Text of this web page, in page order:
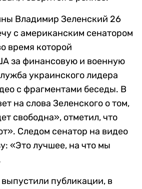
Владимир Зеленский 26
с американским сенатором
время которой
за финансовую и военную
украинского лидера
с фрагментами беседы. В
на слова Зеленского о том,
свободна», отметил, что
Следом сенатор на видео
«Это лучшее, на что мы
публикации, в